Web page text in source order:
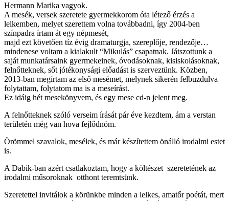
Hermann Marika vagyok.
A mesék, versek szeretete gyermekkorom óta létező érzés a
lelkemben, melyet szerettem volna továbbadni, így 2004-ben
színpadra írtam át egy népmesét,
majd ezt követően tíz évig dramaturgja, szereplője, rendezője…
mindenese voltam a kialakult “Mikulás” csapatnak. Játszottunk a
saját munkatársaink gyermekeinek, óvodásoknak, kisiskolásoknak,
felnőtteknek, sőt jótékonysági előadást is szerveztünk. Közben,
2013-ban megírtam az első mesémet, melynek sikerén felbuzdulva
folytattam, folytatom ma is a meseírást.
Ez idáig hét mesekönyvem, és egy mese cd-n jelent meg.
A felnőtteknek szóló verseim írását pár éve kezdtem, ám a verstan
területén még van hova fejlődnöm.
Örömmel szavalok, mesélek, és már készítettem önálló irodalmi estet
is.
A Dabik-ban azért csatlakoztam, hogy a költészet szeretetének az
irodalmi műsoroknak otthont teremtsünk.
Szeretettel invitálok a körünkbe minden a lelkes, amatőr poétát, mert